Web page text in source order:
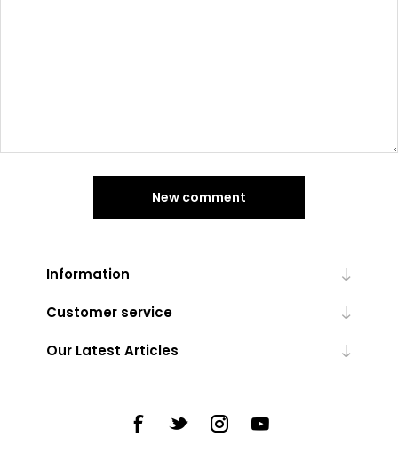
New comment
Information
Customer service
Our Latest Articles